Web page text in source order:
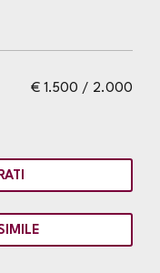
€ 1.500 / 2.000